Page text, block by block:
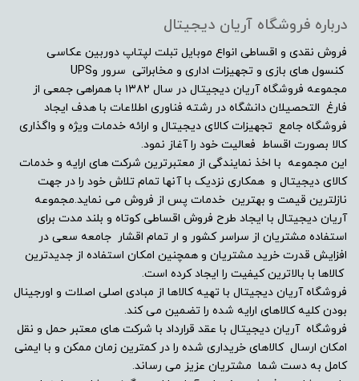
درباره فروشگاه آریان دیجیتال
فروش نقدی و اقساطی انواع موبایل تبلت لپتاپ دوربین عکاسی
کنسول های بازی و تجهیزات اداری و مخابراتی سرور وUPS
مجموعه فروشگاه آریان دیجیتال در سال ۱۳۸۲ با همراهی جمعی از
فارغ التحصیلان دانشگاه در رشته فناوری اطلاعات با هدف ایجاد
فروشگاه جامع تجهیزات کالای دیجیتال و ارائه خدمات ویژه و واگذاری
کالا بصورت اقساط فعالیت خود را آغاز نمود.
این مجموعه با اخذ نمایندگی از معتبرترین شرکت های ارایه و خدمات
کالای دیجیتال و همکاری نزدیک با آنها تمام تلاش خود را در جهت
نازلترین قیمت و بهترین خدمات پس از فروش می نماید.مجموعه
آریان دیجیتال با ایجاد طرح فروش اقساطی کوتاه و بلند مدت برای
استفاده مشتریان از سراسر کشور و ار تمام اقشار جامعه سعی در
افزایش قدرت خرید مشتریان و همچنین امکان استفاده از جدیدترین
کالاها با بالاترین کیفیت را ایجاد کرده است.
فروشگاه آریان دیجیتال با تهیه کالاها از مبادی اصلی اصلات و اورجینال
بودن کلیه کالاهای ارایه شده را تضمین می کند.
فروشگاه آریان دیجیتال با عقد قرارداد با شرکت های معتبر حمل و نقل
امکان ارسال کالاهای خریداری شده را در کمترین زمان ممکن و با ایمنی
کامل به دست شما مشتریان عزیز می رساند.